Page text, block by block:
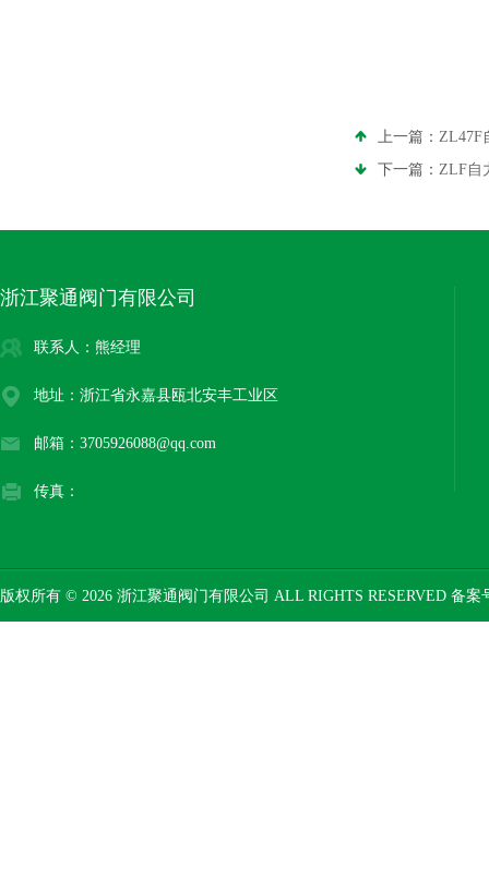
上一篇： ZL47F
下一篇： ZLF自
浙江聚通阀门有限公司
联系人：熊经理
地址：浙江省永嘉县瓯北安丰工业区
邮箱：3705926088@qq.com
传真：
版权所有 © 2026 浙江聚通阀门有限公司 ALL RIGHTS RESERVED 备案